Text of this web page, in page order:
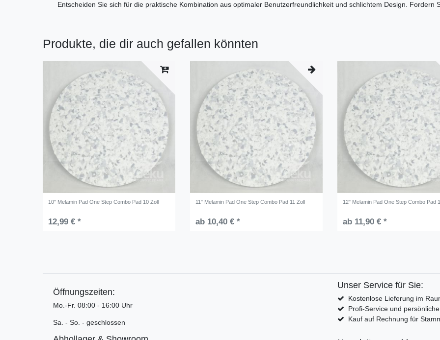
Entscheiden Sie sich für die praktische Kombination aus optimaler Benutzerfreundlichkeit und schlichtem Design. Fordern
Produkte, die dir auch gefallen könnten
10" Melamin Pad One Step Combo Pad 10 Zoll
12,99 € *
11" Melamin Pad One Step Combo Pad 11 Zoll
ab 10,40 € *
12" Melamin Pad One Step Combo Pad
ab 11,90 € *
Öffnungszeiten:
Mo.-Fr. 08:00 - 16:00 Uhr
Sa. - So. - geschlossen
Unser Service für Sie:
Kostenlose Lieferung im
Profi-Service und
Kauf auf Rechnung für